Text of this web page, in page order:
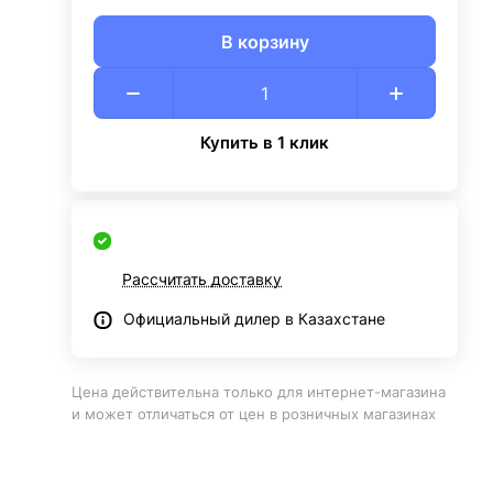
В корзину
Купить в 1 клик
Рассчитать доставку
Официальный дилер в Казахстане
Цена действительна только для интернет-магазина
и может отличаться от цен в розничных магазинах